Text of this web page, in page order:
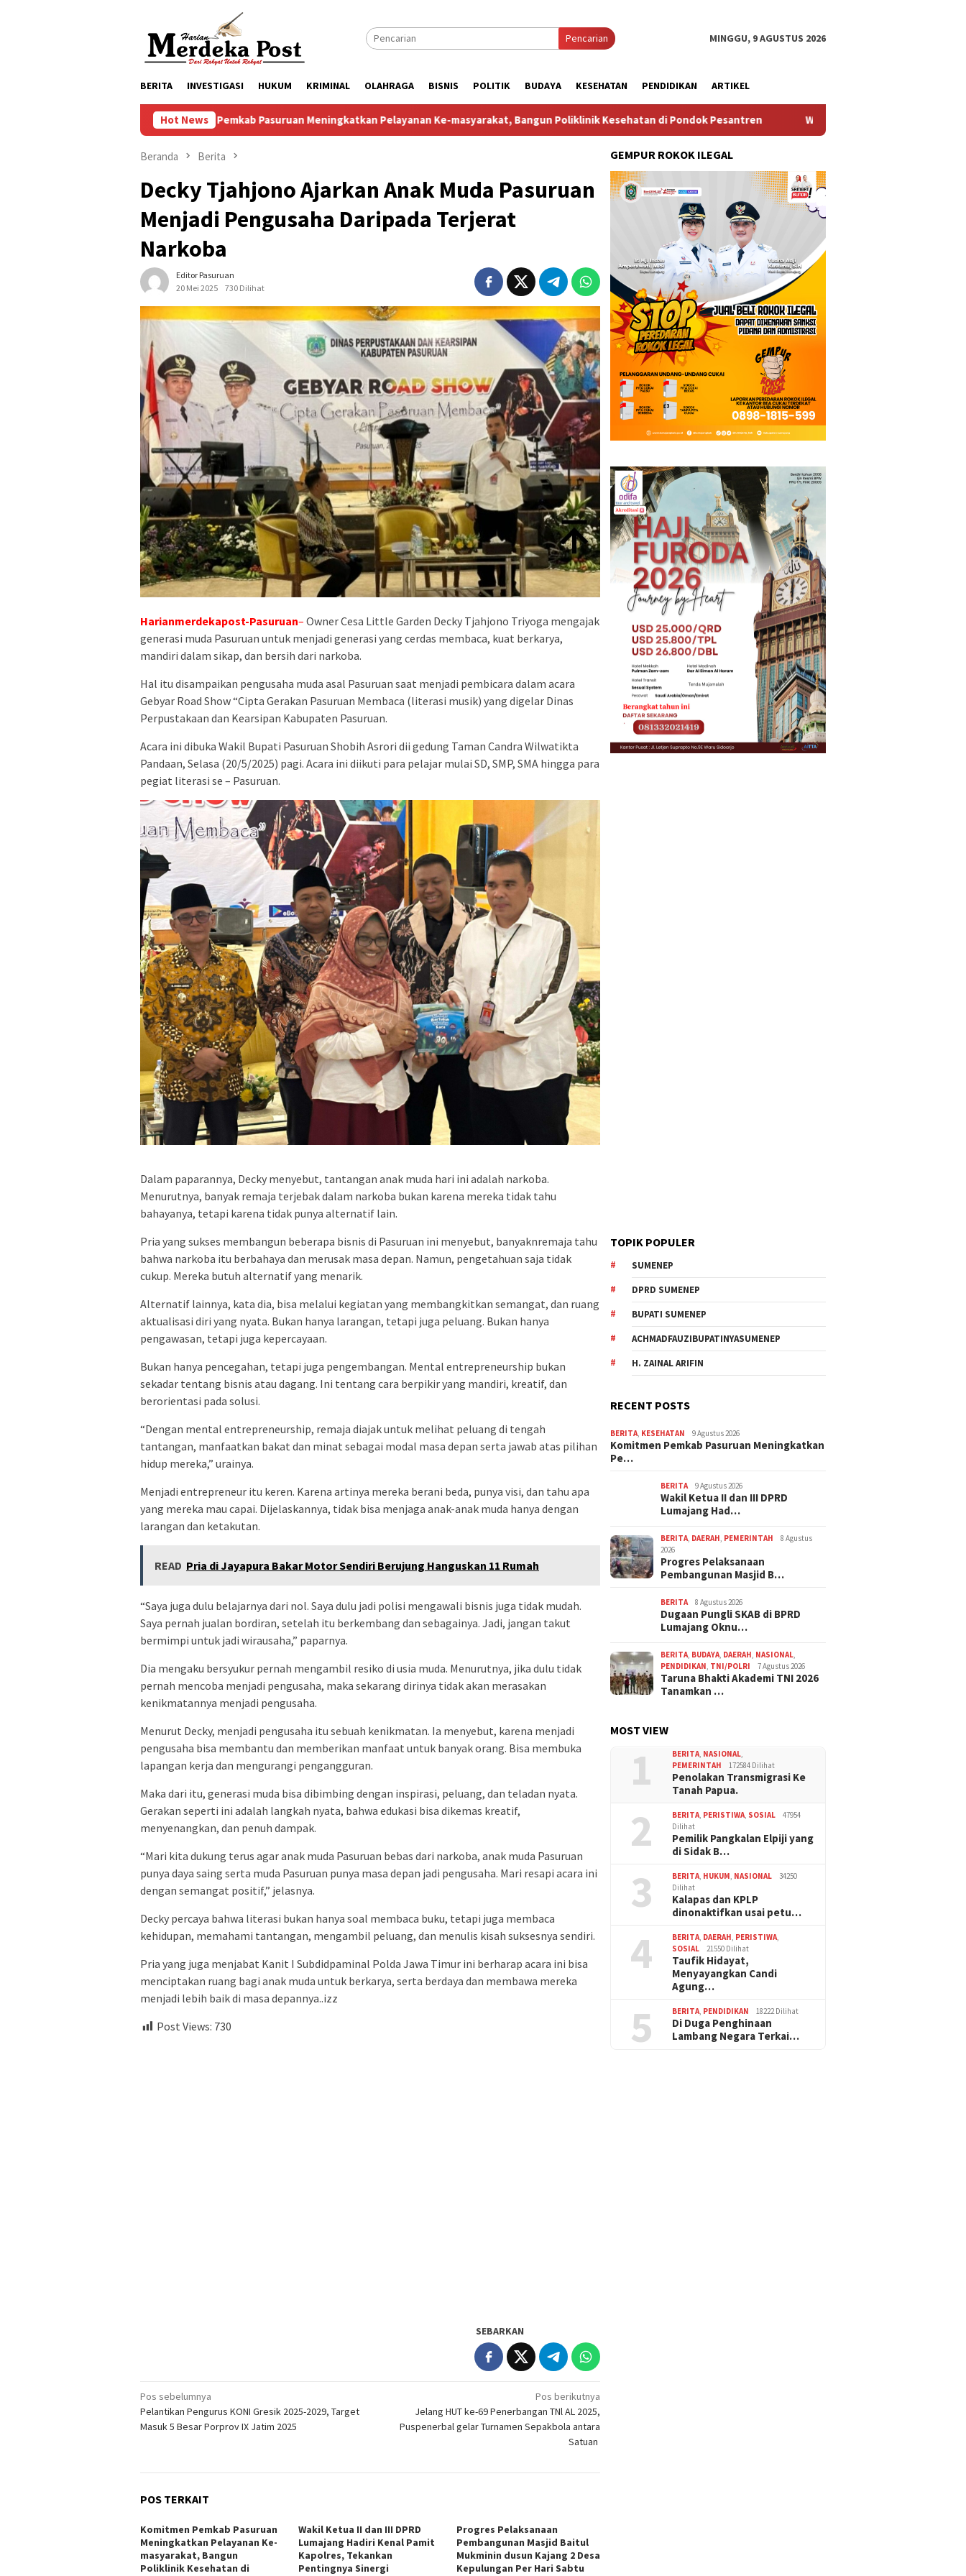
Pencarian MINGGU, 9 AGUSTUS 2026
BERITA INVESTIGASI HUKUM KRIMINAL OLAHRAGA BISNIS POLITIK BUDAYA KESEHATAN PENDIDIKAN ARTIKEL
Hot News
Komitmen Pemkab Pasuruan Meningkatkan Pelayanan Ke-masyarakat, Bangun Poliklinik Kesehatan di Pondok Pesantren Wakil Ketua II dan III DPRD Lumajang Hadiri Kenal Pamit
Beranda Berita
Decky Tjahjono Ajarkan Anak Muda Pasuruan
Menjadi Pengusaha Daripada Terjerat
Narkoba
Editor Pasuruan
20 Mei 2025
730 Dilihat
Harianmerdekapost-Pasuruan– Owner Cesa Little Garden Decky Tjahjono Triyoga mengajak
generasi muda Pasuruan untuk menjadi generasi yang cerdas membaca, kuat berkarya,
mandiri dalam sikap, dan bersih dari narkoba.
Hal itu disampaikan pengusaha muda asal Pasuruan saat menjadi pembicara dalam acara
Gebyar Road Show “Cipta Gerakan Pasuruan Membaca (literasi musik) yang digelar Dinas
Perpustakaan dan Kearsipan Kabupaten Pasuruan.
Acara ini dibuka Wakil Bupati Pasuruan Shobih Asrori dii gedung Taman Candra Wilwatikta
Pandaan, Selasa (20/5/2025) pagi. Acara ini diikuti para pelajar mulai SD, SMP, SMA hingga para
pegiat literasi se – Pasuruan.
Dalam paparannya, Decky menyebut, tantangan anak muda hari ini adalah narkoba.
Menurutnya, banyak remaja terjebak dalam narkoba bukan karena mereka tidak tahu
bahayanya, tetapi karena tidak punya alternatif lain.
Pria yang sukses membangun beberapa bisnis di Pasuruan ini menyebut, banyaknremaja tahu
bahwa narkoba itu berbahaya dan merusak masa depan. Namun, pengetahuan saja tidak
cukup. Mereka butuh alternatif yang menarik.
Alternatif lainnya, kata dia, bisa melalui kegiatan yang membangkitkan semangat, dan ruang
aktualisasi diri yang nyata. Bukan hanya larangan, tetapi juga peluang. Bukan hanya
pengawasan, tetapi juga kepercayaan.
Bukan hanya pencegahan, tetapi juga pengembangan. Mental entrepreneurship bukan
sekadar tentang bisnis atau dagang. Ini tentang cara berpikir yang mandiri, kreatif, dan
berorientasi pada solusi.
“Dengan mental entrepreneurship, remaja diajak untuk melihat peluang di tengah
tantangan, manfaatkan bakat dan minat sebagai modal masa depan serta jawab atas pilihan
hidup mereka,” urainya.
Menjadi entrepreneur itu keren. Karena artinya mereka berani beda, punya visi, dan tahu apa
yang mereka mau capai. Dijelaskannya, tidak bisa menjaga anak-anak muda hanya dengan
larangan dan ketakutan.
READ Pria di Jayapura Bakar Motor Sendiri Berujung Hanguskan 11 Rumah
“Saya juga dulu belajarnya dari nol. Saya dulu jadi polisi mengawali bisnis juga tidak mudah.
Saya pernah jualan bordiran, setelah itu berkembang dan sebagainya. Jadi, jangan takut
bermimpi untuk jadi wirausaha,” paparnya.
Dia mengaku bersyukur pernah mengambil resiko di usia muda. Menurutnya, jika dulu tidak
pernah mencoba menjadi pengusaha, maka sekarang dirinya tidak akan merasakan
kenikmatannya menjadi pengusaha.
Menurut Decky, menjadi pengusaha itu sebuah kenikmatan. Ia menyebut, karena menjadi
pengusaha bisa membantu dan memberikan manfaat untuk banyak orang. Bisa membuka
lapangan kerja dan mengurangi pengangguran.
Maka dari itu, generasi muda bisa dibimbing dengan inspirasi, peluang, dan teladan nyata.
Gerakan seperti ini adalah langkah nyata, bahwa edukasi bisa dikemas kreatif,
menyenangkan, dan penuh dampak.
“Mari kita dukung terus agar anak muda Pasuruan bebas dari narkoba, anak muda Pasuruan
punya daya saing serta muda Pasuruan punya masa depan jadi pengusaha. Mari resapi acara ini
dengan semangat positif,” jelasnya.
Decky percaya bahwa literasi bukan hanya soal membaca buku, tetapi juga membaca
kehidupan, memahami tantangan, mengambil peluang, dan menulis kisah suksesnya sendiri.
Pria yang juga menjabat Kanit I Subdidpaminal Polda Jawa Timur ini berharap acara ini bisa
menciptakan ruang bagi anak muda untuk berkarya, serta berdaya dan membawa mereka
menjadi lebih baik di masa depannya..izz
Post Views: 730
SEBARKAN
Navigasi
pos
Pos sebelumnya
Pelantikan Pengurus KONI Gresik 2025-2029, Target
Masuk 5 Besar Porprov IX Jatim 2025
Pos berikutnya
Jelang HUT ke-69 Penerbangan TNl AL 2025,
Puspenerbal gelar Turnamen Sepakbola antara
Satuan
POS TERKAIT
Komitmen Pemkab Pasuruan
Meningkatkan Pelayanan Ke-
masyarakat, Bangun
Poliklinik Kesehatan di
Wakil Ketua II dan III DPRD
Lumajang Hadiri Kenal Pamit
Kapolres, Tekankan
Pentingnya Sinergi
Progres Pelaksanaan
Pembangunan Masjid Baitul
Mukminin dusun Kajang 2 Desa
Kepulungan Per Hari Sabtu
GEMPUR ROKOK ILEGAL
TOPIK POPULER
SUMENEP
DPRD SUMENEP
BUPATI SUMENEP
ACHMADFAUZIBUPATINYASUMENEP
H. ZAINAL ARIFIN
RECENT POSTS
BERITA, KESEHATAN 9 Agustus 2026
Komitmen Pemkab Pasuruan Meningkatkan
Pe…
BERITA 9 Agustus 2026
Wakil Ketua II dan III DPRD
Lumajang Had…
BERITA, DAERAH, PEMERINTAH
8 Agustus
2026
Progres Pelaksanaan
Pembangunan Masjid B…
BERITA 8 Agustus 2026
Dugaan Pungli SKAB di BPRD
Lumajang Oknu…
BERITA, BUDAYA, DAERAH, NASIONAL,
PENDIDIKAN, TNI/POLRI 7 Agustus 2026
Taruna Bhakti Akademi TNI 2026
Tanamkan …
MOST VIEW
1 BERITA, NASIONAL,
PEMERINTAH
172584 Dilihat
Penolakan Transmigrasi Ke
Tanah Papua.
2 BERITA, PERISTIWA, SOSIAL
47954
Dilihat
Pemilik Pangkalan Elpiji yang
di Sidak B…
3 BERITA, HUKUM, NASIONAL
34250
Dilihat
Kalapas dan KPLP
dinonaktifkan usai petu…
4 BERITA, DAERAH, PERISTIWA,
SOSIAL
21550 Dilihat
Taufik Hidayat,
Menyayangkan Candi
Agung…
5 BERITA, PENDIDIKAN 18222 Dilihat
Di Duga Penghinaan
Lambang Negara Terkai…